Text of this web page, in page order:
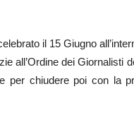
il 15 Giugno
all’Ordine dei
per chiudere poi con la